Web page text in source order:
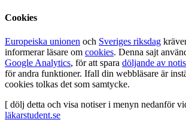
Cookies
Europeiska unionen och Sveriges riksdag
informerar läsare om cookies. Denna sajt
Google Analytics, för att spara döljande av
för andra funktioner. Ifall din webbläsare är
cookies tolkas det som samtycke.
[ dölj detta och visa notiser i menyn nedanför
läkarstudent.se